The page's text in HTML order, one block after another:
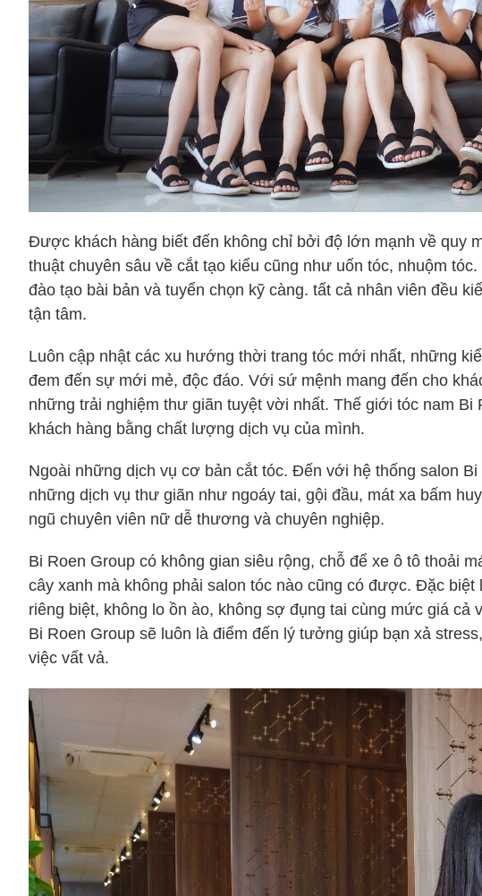
Được khách hàng biết đến không chỉ bởi độ lớn mạnh về quy
thuật chuyên sâu về cắt tạo kiểu cũng như uốn tóc, nhuộm
đào tạo bài bản và tuyển chọn kỹ càng. tất cả nhân viên đều
tận tâm.
Luôn cập nhật các xu hướng thời trang tóc mới nhất, những
đem đến sự mới mẻ, độc đáo. Với sứ mệnh mang đến cho
những trải nghiệm thư giãn tuyệt vời nhất. Thế giới tóc nam Bi
khách hàng bằng chất lượng dịch vụ của mình.
Ngoài những dịch vụ cơ bản cắt tóc. Đến với hệ thống salon
những dịch vụ thư giãn như ngoáy tai, gội đầu, mát xa bấm
ngũ chuyên viên nữ dễ thương và chuyên nghiệp.
Bi Roen Group có không gian siêu rộng, chỗ để xe ô tô thoải
cây xanh mà không phải salon tóc nào cũng có được. Đặc
riêng biệt, không lo ồn ào, không sợ đụng tai cùng mức giá
Bi Roen Group sẽ luôn là điểm đến lý tưởng giúp bạn xả
việc vất vả.